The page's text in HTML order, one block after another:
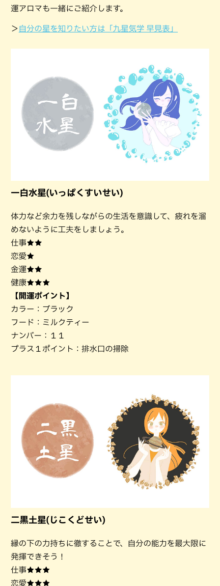
運アロマも一緒にご紹介します。
＞ 自分の星を知りたい方は「九星気学 早見表」
一白水星(いっぱくすいせい)
体力など余力を残しながらの生活を意識して、疲れを溜
めないように工夫をしましょう。
仕事★★
恋愛★
金運★★
健康★★★
【開運ポイント】
カラー：ブラック
フード：ミルクティー
ナンバー：１１
プラス１ポイント：排水口の掃除
二黒土星(じこくどせい)
縁の下の力持ちに徹することで、自分の能力を最大限に
発揮できそう！
仕事★★★
恋愛★★★